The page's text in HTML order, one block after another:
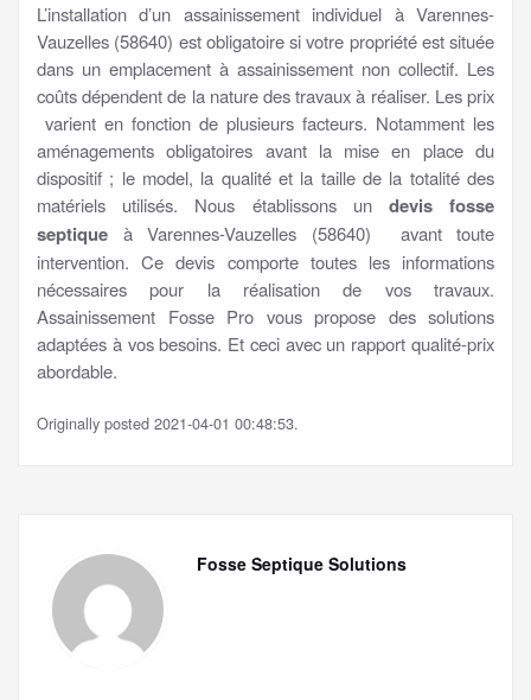
L’installation d’un assainissement individuel à Varennes-
Vauzelles (58640) est obligatoire si votre propriété est située
dans un emplacement à assainissement non collectif. Les
coûts dépendent de la nature des travaux à réaliser. Les prix
varient en fonction de plusieurs facteurs. Notamment les
aménagements obligatoires avant la mise en place du
dispositif ; le model, la qualité et la taille de la totalité des
matériels utilisés. Nous établissons un devis fosse
septique à Varennes-Vauzelles (58640) avant toute
intervention. Ce devis comporte toutes les informations
nécessaires pour la réalisation de vos travaux.
Assainissement Fosse Pro vous propose des solutions
adaptées à vos besoins. Et ceci avec un rapport qualité-prix
abordable.
Originally posted 2021-04-01 00:48:53.
Fosse Septique Solutions